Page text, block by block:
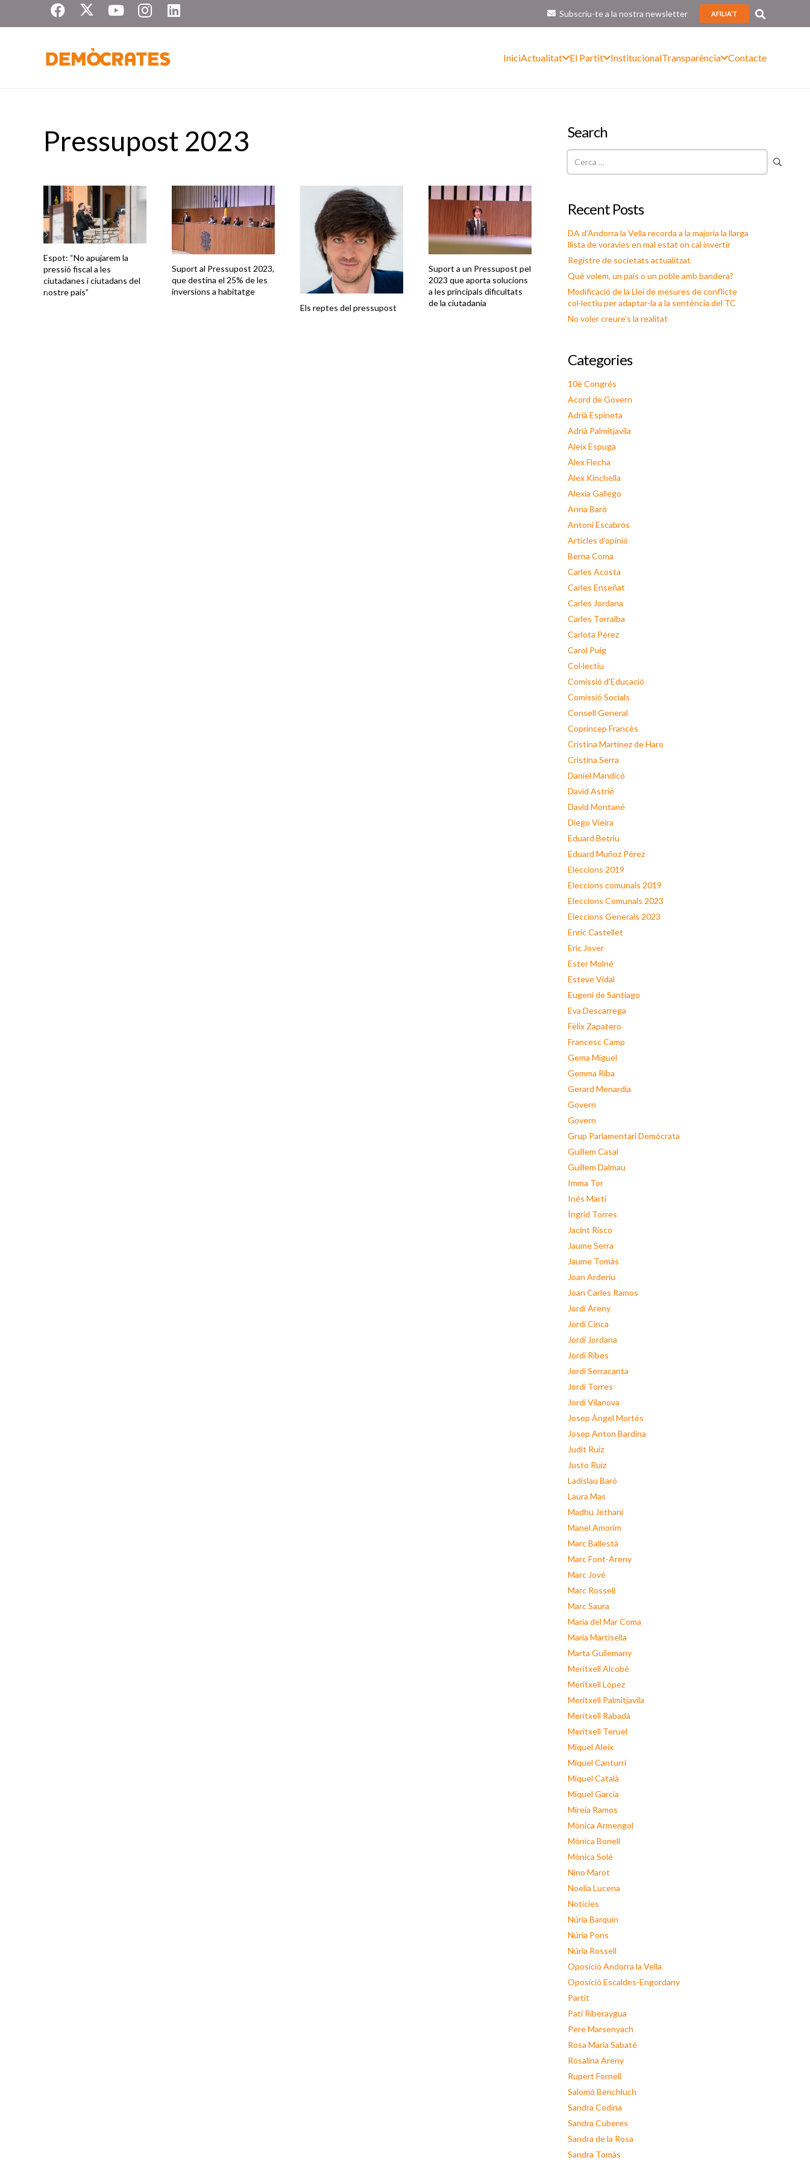
Subscriu-te a la nostra newsletter AFILIA’T
IniciActualitat El Partit InstitucionalTransparència Contacte
Pressupost 2023
Espot: “No apujarem la
pressió fiscal a les
ciutadanes i ciutadans del
nostre país”
Suport al Pressupost 2023,
que destina el 25% de les
inversions a habitatge
Els reptes del pressupost
Suport a un Pressupost pel
2023 que aporta solucions
a les principals dificultats
de la ciutadania
Search
Recent Posts
DA d’Andorra la Vella recorda a la majoria la llarga
llista de voravies en mal estat on cal invertir
Registre de societats actualitzat
Què volem, un país o un poble amb bandera?
Modificació de la Llei de mesures de conflicte
col·lectiu per adaptar-la a la sentència del TC
No voler creure’s la realitat
Categories
10è Congrés
Acord de Govern
Adrià Espineta
Adrià Palmitjavila
Aleix Espuga
Àlex Flecha
Àlex Kinchella
Alexia Gallego
Anna Baró
Antoni Escabrós
Articles d'opinió
Berna Coma
Carles Acosta
Carles Enseñat
Carles Jordana
Carles Torralba
Carlota Pérez
Carol Puig
Col·lectiu
Comissió d'Educació
Comissió Socials
Consell General
Copríncep Francès
Cristina Martínez de Haro
Cristina Serra
Daniel Mandicó
David Astrié
David Montané
Diego Vieira
Eduard Betriu
Eduard Muñoz Pérez
Eleccions 2019
Eleccions comunals 2019
Eleccions Comunals 2023
Eleccions Generals 2023
Enric Castellet
Eric Jover
Ester Molné
Esteve Vidal
Eugeni de Santiago
Eva Descarrega
Fèlix Zapatero
Francesc Camp
Gema Miguel
Gemma Riba
Gerard Menardia
Govern
Govern
Grup Parlamentari Demòcrata
Guillem Casal
Guillem Dalmau
Imma Tor
Inés Martí
Íngrid Torres
Jacint Risco
Jaume Serra
Jaume Tomàs
Joan Arderiu
Joan Carles Ramos
Jordi Areny
Jordi Cinca
Jordi Jordana
Jordi Ribes
Jordi Serracanta
Jordi Torres
Jordi Vilanova
Josep Àngel Mortés
Josep Anton Bardina
Judit Ruiz
Justo Ruiz
Ladislau Baró
Laura Mas
Madhu Jethani
Manel Amorim
Marc Ballestà
Marc Font-Areny
Marc Jové
Marc Rossell
Marc Saura
Maria del Mar Coma
Maria Martisella
Marta Guilemany
Meritxell Alcobé
Meritxell López
Meritxell Palmitjavila
Meritxell Rabadà
Meritxell Teruel
Miquel Aleix
Miquel Canturri
Miquel Català
Miquel Garcia
Mireia Ramos
Mònica Armengol
Mònica Bonell
Mònica Solé
Nino Marot
Noelia Lucena
Notícies
Núria Barquín
Núria Pons
Núria Rossell
Oposició Andorra la Vella
Oposició Escaldes-Engordany
Partit
Pati Riberaygua
Pere Marsenyach
Rosa Maria Sabaté
Rosalina Areny
Rupert Fornell
Salomó Benchluch
Sandra Codina
Sandra Cuberes
Sandra de la Rosa
Sandra Tomàs